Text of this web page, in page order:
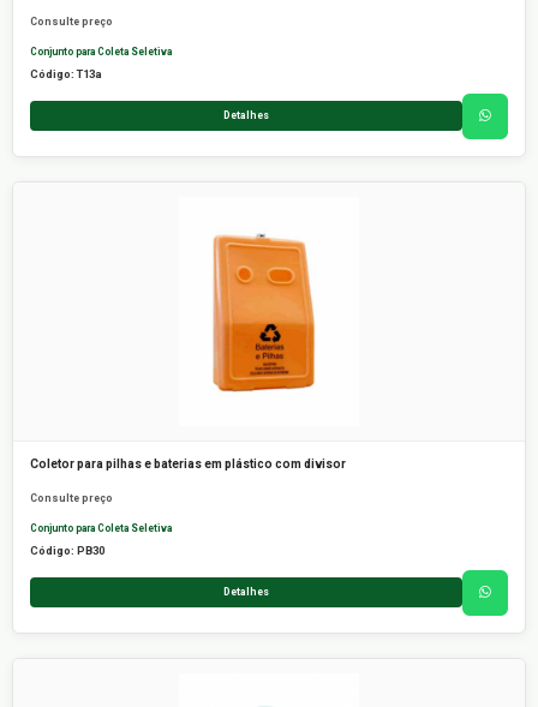
Consulte preço
Conjunto para Coleta Seletiva
Código: T13a
Detalhes
Coletor para pilhas e baterias em plástico com divisor
Consulte preço
Conjunto para Coleta Seletiva
Código: PB30
Detalhes